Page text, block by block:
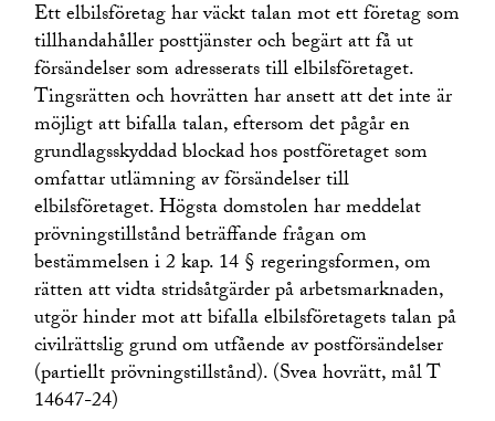
Ett elbilsföretag har väckt talan mot ett företag som
tillhandahåller posttjänster och begärt att få ut
försändelser som adresserats till elbilsföretaget.
Tingsrätten och hovrätten har ansett att det inte är
möjligt att bifalla talan, eftersom det pågår en
grundlagsskyddad blockad hos postföretaget som
omfattar utlämning av försändelser till
elbilsföretaget. Högsta domstolen har meddelat
prövningstillstånd beträffande frågan om
bestämmelsen i 2 kap. 14 § regeringsformen, om
rätten att vidta stridsåtgärder på arbetsmarknaden,
utgör hinder mot att bifalla elbilsföretagets talan på
civilrättslig grund om utfående av postförsändelser
(partiellt prövningstillstånd). (Svea hovrätt, mål T
14647-24)